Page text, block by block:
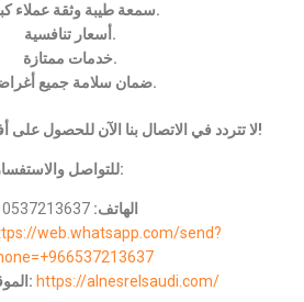
سمعة طيبة وثقة عملاء كبيرة.
أسعار تنافسية.
خدمات ممتازة.
ضمان سلامة جميع أغراضك.
لا تتردد في الاتصال بنا الآن للحصول على أفضل عرض لنقل عفشك!
للتواصل والاستفسار:
الهاتف: 0537213637
web.whatsapp.com/send?
الموقع الإلكتروني: https://alnesrelsaudi.com/